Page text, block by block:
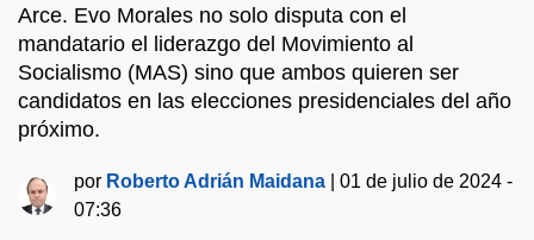
Arce. Evo Morales no solo disputa con el
mandatario el liderazgo del Movimiento al
Socialismo (MAS) sino que ambos quieren ser
candidatos en las elecciones presidenciales del año
próximo.
por Roberto Adrián Maidana |01 de julio de 2024 -
07:36